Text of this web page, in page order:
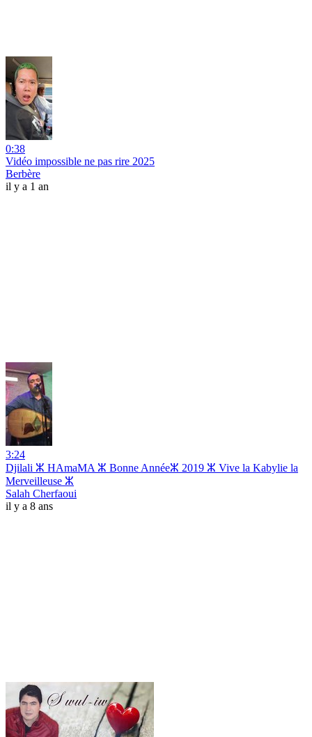
0:38
Vidéo impossible ne pas rire 2025
Berbère
il y a 1 an
3:24
Djilali ⵣ HAmaMA ⵣ Bonne Annéeⵣ 2019 ⵣ Vive la Kabylie la
Merveilleuse ⵣ
Salah Cherfaoui
il y a 8 ans